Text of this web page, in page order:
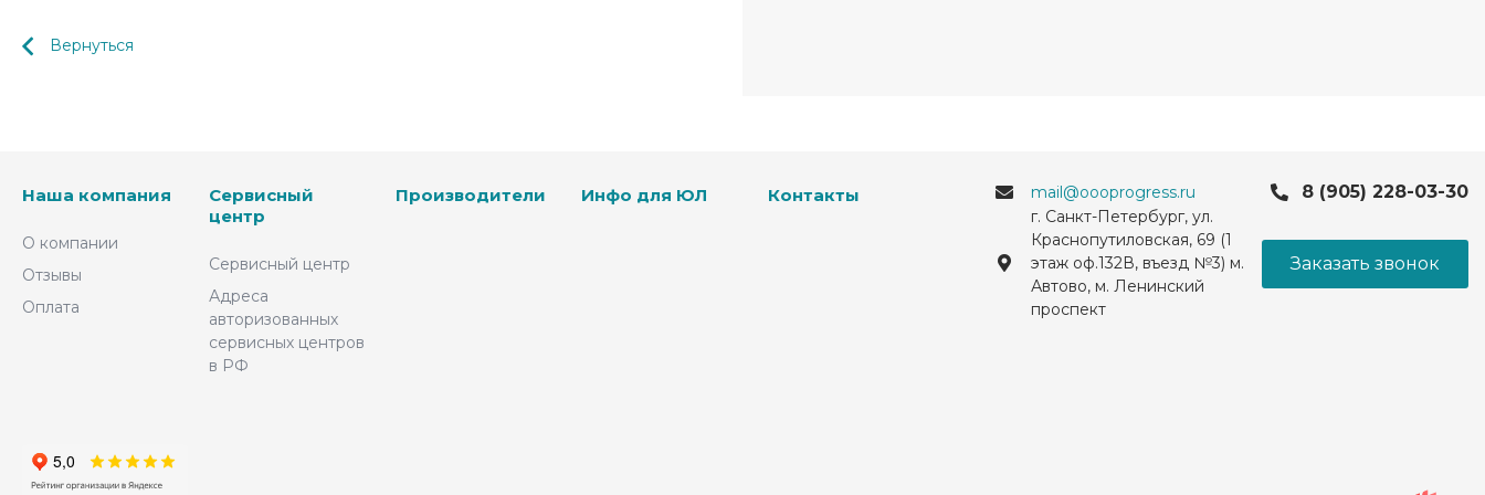
Вернуться
Наша компания
О компании
Отзывы
Оплата
Сервисный
центр
Сервисный центр
Адреса
авторизованных
сервисных центров
в РФ
Производители Инфо для ЮЛ Контакты mail@oooprogress.ru 8 (905) 228-03-30
г. Санкт-Петербург, ул.
Краснопутиловская, 69 (1
этаж оф.132В, въезд №3) м.
Автово, м. Ленинский
проспект
Заказать звонок